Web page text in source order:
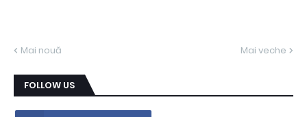
Mai nouă Mai veche
FOLLOW US